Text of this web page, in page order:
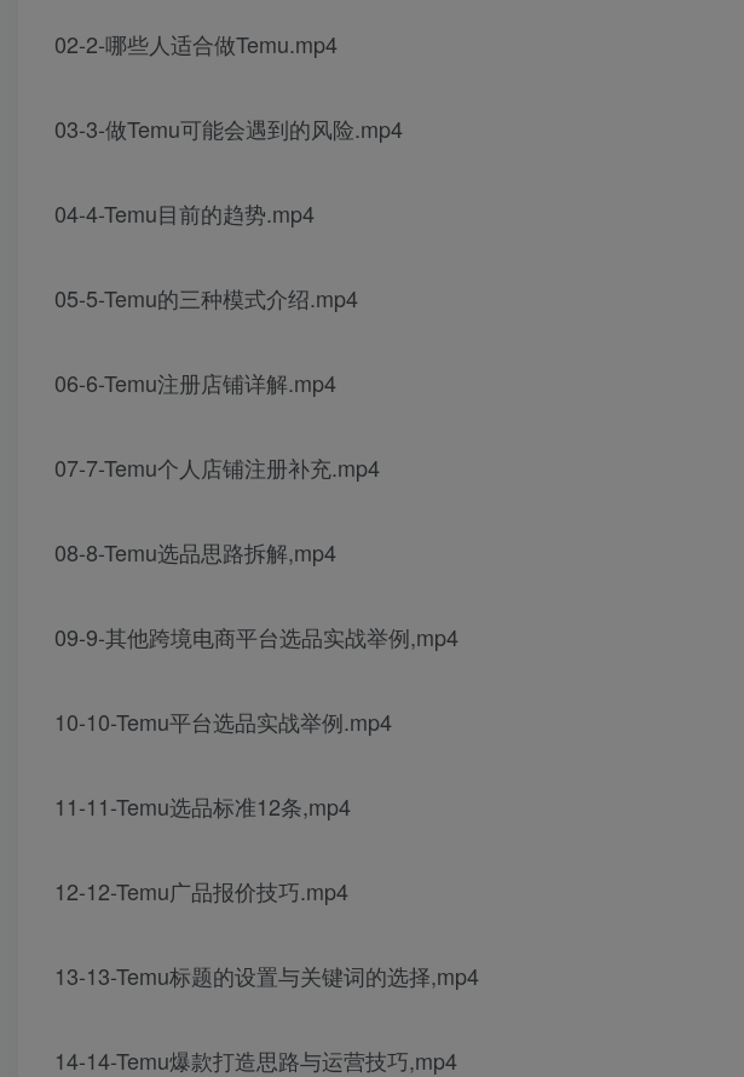
02-2-哪些人适合做Temu.mp4
03-3-做Temu可能会遇到的风险.mp4
04-4-Temu目前的趋势.mp4
05-5-Temu的三种模式介绍.mp4
06-6-Temu注册店铺详解.mp4
07-7-Temu个人店铺注册补充.mp4
08-8-Temu选品思路拆解,mp4
09-9-其他跨境电商平台选品实战举例,mp4
10-10-Temu平台选品实战举例.mp4
11-11-Temu选品标准12条,mp4
12-12-Temu广品报价技巧.mp4
13-13-Temu标题的设置与关键词的选择,mp4
14-14-Temu爆款打造思路与运营技巧,mp4